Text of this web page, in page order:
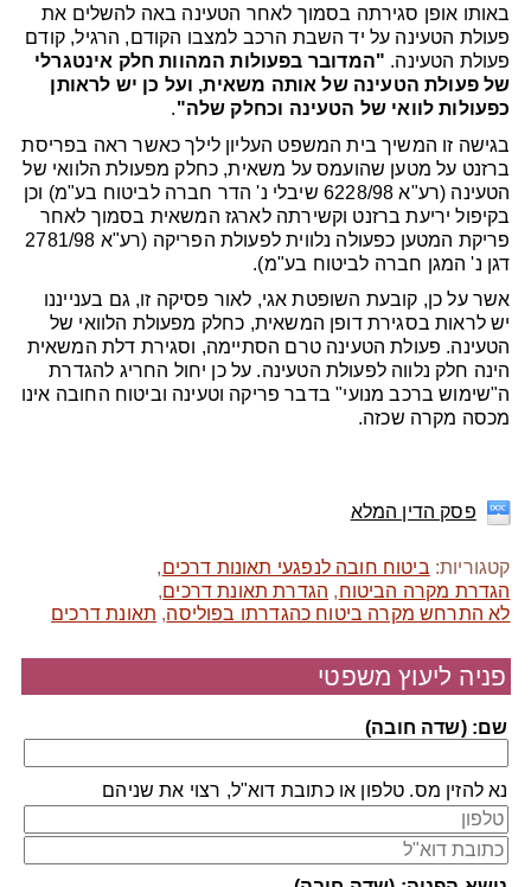
באותו אופן סגירתה בסמוך לאחר הטעינה באה להשלים את
פעולת הטעינה על יד השבת הרכב למצבו הקודם, הרגיל, קודם
פעולת הטעינה. "המדובר בפעולות המהוות חלק אינטגרלי
של פעולת הטעינה של אותה משאית, ועל כן יש לראותן
כפעולות לוואי של הטעינה וכחלק שלה".
בגישה זו המשיך בית המשפט העליון לילך כאשר ראה בפריסת
ברזנט על מטען שהועמס על משאית, כחלק מפעולת הלוואי של
הטעינה (רע"א 6228/98 שיבלי נ' הדר חברה לביטוח בע"מ) וכן
בקיפול יריעת ברזנט וקשירתה לארגז המשאית בסמוך לאחר
פריקת המטען כפעולה נלווית לפעולת הפריקה (רע"א 2781/98
דגן נ' המגן חברה לביטוח בע"מ).
אשר על כן, קובעת השופטת אגי, לאור פסיקה זו, גם בענייננו
יש לראות בסגירת דופן המשאית, כחלק מפעולת הלוואי של
הטעינה. פעולת הטעינה טרם הסתיימה, וסגירת דלת המשאית
הינה חלק נלווה לפעולת הטעינה. על כן יחול החריג להגדרת
ה"שימוש ברכב מנועי" בדבר פריקה וטעינה וביטוח החובה אינו
מכסה מקרה שכזה.
פסק הדין המלא
קטגוריות: ביטוח חובה לנפגעי תאונות דרכים,
הגדרת מקרה הביטוח, הגדרת תאונת דרכים,
לא התרחש מקרה ביטוח כהגדרתו בפוליסה, תאונת דרכים
פניה ליעוץ משפטי
שם: (שדה חובה)
נא להזין מס. טלפון או כתובת דוא"ל, רצוי את שניהם